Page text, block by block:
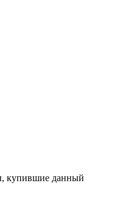
купившие данный